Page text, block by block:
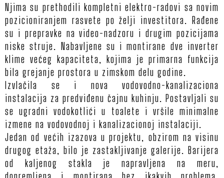
O
Njima su prethodili kompletni elektro-radovi sa novim
pozicioniranjem rasvete po želji investitora. Rađene
su i prepravke na video-nadzoru i drugim pozicijama
niske struje. Nabavljene su i montirane dve inverter
klime većeg kapaciteta, kojima je primarna funkcija
bila grejanje prostora u zimskom delu godine.
Izvlačila se i nova vodovodno-kanalizaciona
instalacija za predviđenu čajnu kuhinju. Postavljali su
se ugradni vodokotlići u toalete i vršile minimalne
izmene na vodovodnoj i kanalizacionoj instalaciji.
Jedan od većih izazova u projektu, obzirom na visinu
drugog etaža, bilo je zastakljivanje galerije. Barijera
od kaljenog stakla je napravljena na meru,